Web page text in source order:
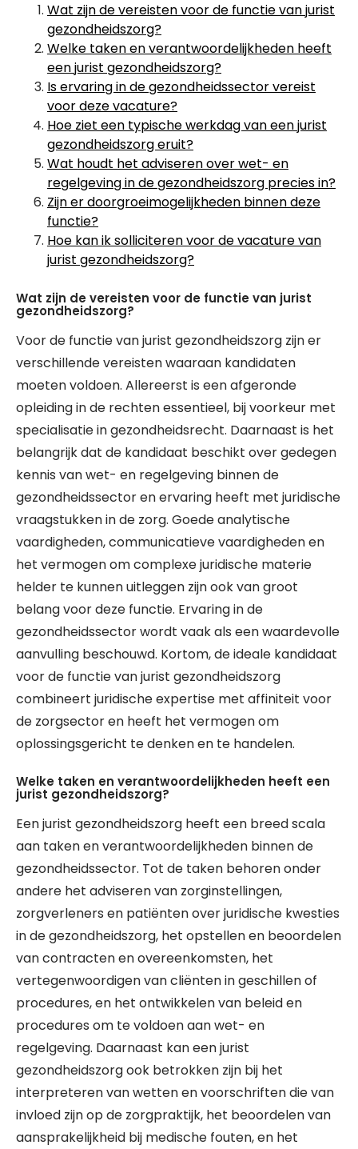
Wat zijn de vereisten voor de functie van jurist
gezondheidszorg?
Welke taken en verantwoordelijkheden heeft
een jurist gezondheidszorg?
Is ervaring in de gezondheidssector vereist
voor deze vacature?
Hoe ziet een typische werkdag van een jurist
gezondheidszorg eruit?
Wat houdt het adviseren over wet- en
regelgeving in de gezondheidszorg precies in?
Zijn er doorgroeimogelijkheden binnen deze
functie?
Hoe kan ik solliciteren voor de vacature van
jurist gezondheidszorg?
Wat zijn de vereisten voor de functie van jurist
gezondheidszorg?
Voor de functie van jurist gezondheidszorg zijn er
verschillende vereisten waaraan kandidaten
moeten voldoen. Allereerst is een afgeronde
opleiding in de rechten essentieel, bij voorkeur met
specialisatie in gezondheidsrecht. Daarnaast is het
belangrijk dat de kandidaat beschikt over gedegen
kennis van wet- en regelgeving binnen de
gezondheidssector en ervaring heeft met juridische
vraagstukken in de zorg. Goede analytische
vaardigheden, communicatieve vaardigheden en
het vermogen om complexe juridische materie
helder te kunnen uitleggen zijn ook van groot
belang voor deze functie. Ervaring in de
gezondheidssector wordt vaak als een waardevolle
aanvulling beschouwd. Kortom, de ideale kandidaat
voor de functie van jurist gezondheidszorg
combineert juridische expertise met affiniteit voor
de zorgsector en heeft het vermogen om
oplossingsgericht te denken en te handelen.
Welke taken en verantwoordelijkheden heeft een
jurist gezondheidszorg?
Een jurist gezondheidszorg heeft een breed scala
aan taken en verantwoordelijkheden binnen de
gezondheidssector. Tot de taken behoren onder
andere het adviseren van zorginstellingen,
zorgverleners en patiënten over juridische kwesties
in de gezondheidszorg, het opstellen en beoordelen
van contracten en overeenkomsten, het
vertegenwoordigen van cliënten in geschillen of
procedures, en het ontwikkelen van beleid en
procedures om te voldoen aan wet- en
regelgeving. Daarnaast kan een jurist
gezondheidszorg ook betrokken zijn bij het
interpreteren van wetten en voorschriften die van
invloed zijn op de zorgpraktijk, het beoordelen van
aansprakelijkheid bij medische fouten, en het